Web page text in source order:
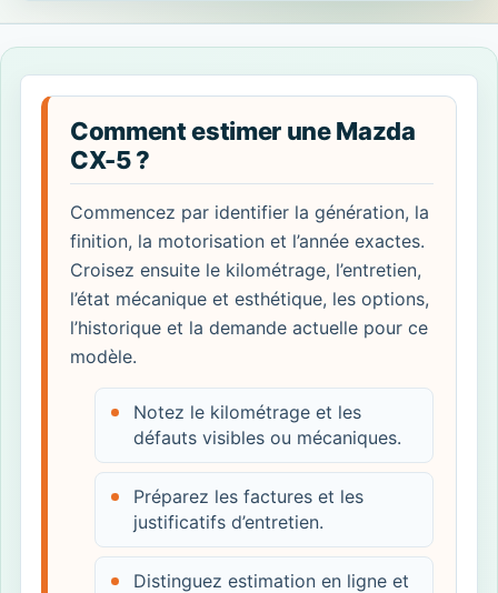
Comment estimer une Mazda
CX-5 ?
Commencez par identifier la génération, la
finition, la motorisation et l’année exactes.
Croisez ensuite le kilométrage, l’entretien,
l’état mécanique et esthétique, les options,
l’historique et la demande actuelle pour ce
modèle.
Notez le kilométrage et les
défauts visibles ou mécaniques.
Préparez les factures et les
justificatifs d’entretien.
Distinguez estimation en ligne et